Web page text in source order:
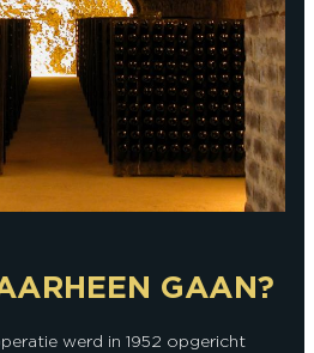
GAAN?
werd in 1952 opgericht